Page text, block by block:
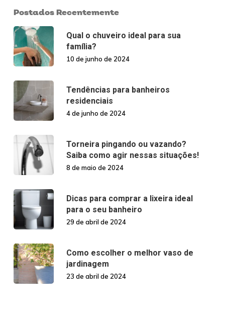
Postados Recentemente
Qual o chuveiro ideal para sua
família?
10 de junho de 2024
Tendências para banheiros
residenciais
4 de junho de 2024
Torneira pingando ou vazando?
Saiba como agir nessas situações!
8 de maio de 2024
Dicas para comprar a lixeira ideal
para o seu banheiro
29 de abril de 2024
Como escolher o melhor vaso de
jardinagem
23 de abril de 2024